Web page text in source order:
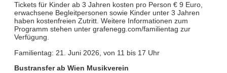
Tickets für Kinder ab 3 Jahren kosten pro Person € 9 Euro,
erwachsene Begleitpersonen sowie Kinder unter 3 Jahren
haben kostenfreien Zutritt. Weitere Informationen zum
Programm stehen unter grafenegg.com/familientag zur
Verfügung.
Familientag: 21. Juni 2026, von 11 bis 17 Uhr
Bustransfer ab Wien Musikverein